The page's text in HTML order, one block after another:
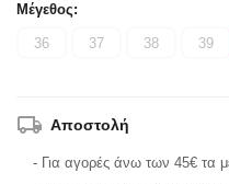
Μέγεθος:
36 37 38 39
Αποστολή
- Για αγορές άνω των 45€ τα